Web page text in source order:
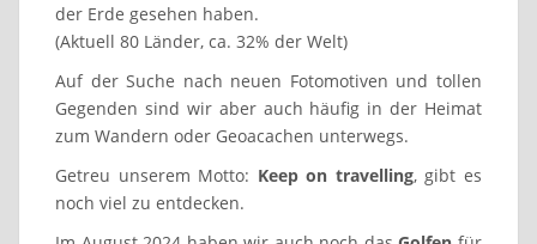
der Erde gesehen haben.
(Aktuell 80 Länder, ca. 32% der Welt)
Auf der Suche nach neuen Fotomotiven und tollen
Gegenden sind wir aber auch häufig in der Heimat
zum Wandern oder Geoacachen unterwegs.
Getreu unserem Motto: Keep on travelling, gibt es
noch viel zu entdecken.